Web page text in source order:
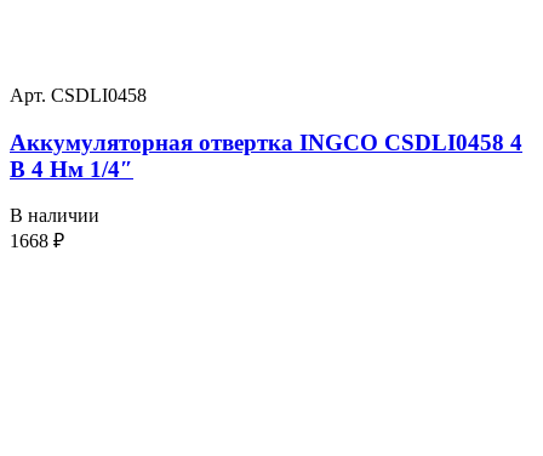
Арт. CSDLI0458
Аккумуляторная отвертка INGCO CSDLI0458 4
В 4 Нм 1/4″
В наличии
1668 ₽